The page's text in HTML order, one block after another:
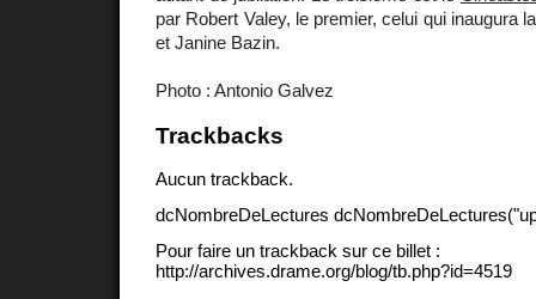
par Robert Valey, le premier, celui qui inaugura
et Janine Bazin.
Photo : Antonio Galvez
Trackbacks
Aucun trackback.
dcNombreDeLectures
Pour faire un trackback sur ce billet :
http://archives.drame.org/blog/tb.php?id=4519